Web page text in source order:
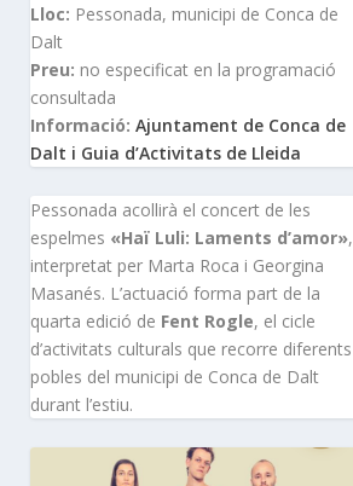
Lloc: Pessonada, municipi de Conca de
Dalt
Preu: no especificat en la programació
consultada
Informació: Ajuntament de Conca de
Dalt i Guia d’Activitats de Lleida
Pessonada acollirà el concert de les
espelmes «Haï Luli: Laments d’amor»,
interpretat per Marta Roca i Georgina
Masanés. L’actuació forma part de la
quarta edició de Fent Rogle, el cicle
d’activitats culturals que recorre diferents
pobles del municipi de Conca de Dalt
durant l’estiu.